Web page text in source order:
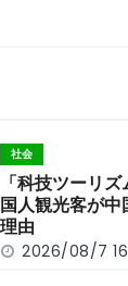
n
k
社会
「科技ツーリ
国人観光客が
理由
2026/08/7